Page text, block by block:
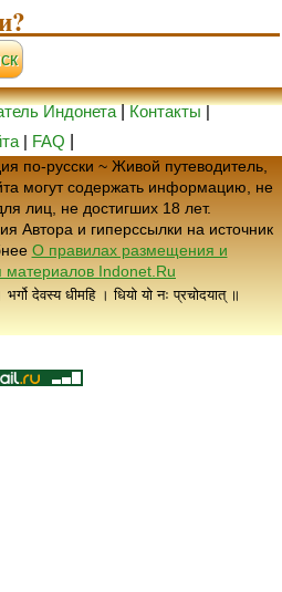
Индонета|Контакты|
| FAQ
по-русски ~ Живой путеводитель,
могут содержать информацию, не
лиц, не достигших 18 лет.
Автора и гиперссылки на источник
О правилах размещения и
материалов Indonet.Ru
देवस्य धीमहि । धियो यो नः प्रचोदयात् ॥